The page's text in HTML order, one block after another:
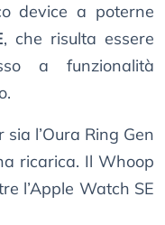
device a poterne
, che risulta essere
a funzionalità
sia l’Oura Ring Gen
ricarica. Il Whoop
l’Apple Watch SE